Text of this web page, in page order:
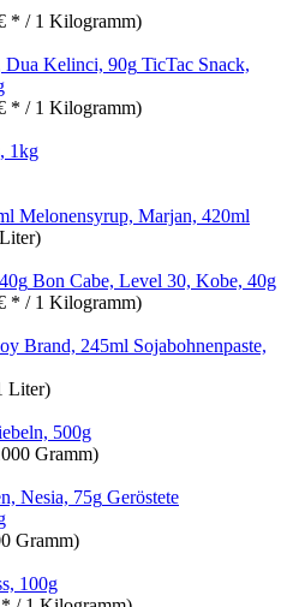
* / 1 Kilogramm)
TicTac Snack,
* / 1 Kilogramm)
1kg
Melonensyrup, Marjan, 420ml
Bon Cabe, Level 30, Kobe, 40g
* / 1 Kilogramm)
Sojabohnenpaste,
Liter)
500g
Gramm)
Geröstete
Gramm)
100g